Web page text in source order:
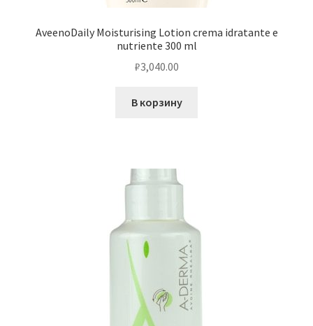
AveenoDaily Moisturising Lotion crema idratante e
nutriente 300 ml
₽3,040.00
В корзину